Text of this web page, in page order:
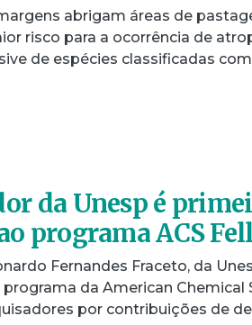
abrigam áreas de
risco para a ocorrência de
de espécies classificadas
da Unesp é
programa ACS
Fernandes Fraceto, da
programa da American Chemical
por contribuições de